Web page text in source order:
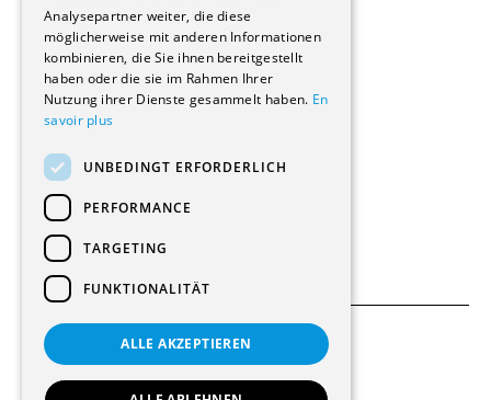
Innere Umbauten
Gastgewerbe und Tourismus
Verwaltungsgebäude und Geschäfte
Schuleinrichtungen
Medizinische Einrichtungen
Kultur - Sport - Freizeit
Industrie - Handwerk
Transport und Parkplätze
Diverse Bauten
Allgemeine Bedingungen
Analysepartner weiter, die diese
möglicherweise mit anderen Informationen
kombinieren, die Sie ihnen bereitgestellt
haben oder die sie im Rahmen Ihrer
Nutzung ihrer Dienste gesammelt haben. En
savoir plus
UNBEDINGT ERFORDERLICH
PERFORMANCE
TARGETING
FUNKTIONALITÄT
ALLE AKZEPTIEREN